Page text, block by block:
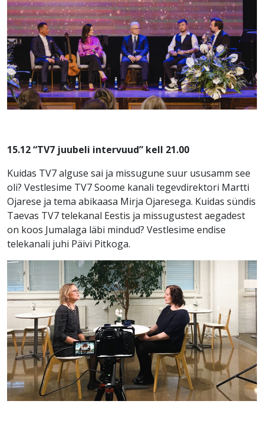
15.12 “TV7 juubeli intervuud” kell 21.00
Kuidas TV7 alguse sai ja missugune suur ususamm see
oli? Vestlesime TV7 Soome kanali tegevdirektori Martti
Ojarese ja tema abikaasa Mirja Ojaresega. Kuidas sündis
Taevas TV7 telekanal Eestis ja missugustest aegadest
on koos Jumalaga läbi mindud? Vestlesime endise
telekanali juhi Päivi Pitkoga.